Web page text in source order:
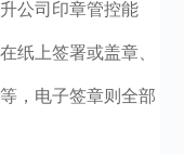
公司印章管控能
纸上签署或盖章、
，电子签章则全部